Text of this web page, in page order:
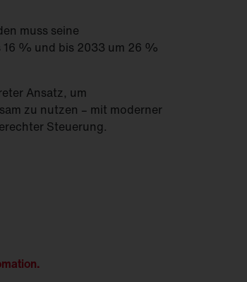
muss seine
% und bis 2033 um 26 %
Ansatz, um
zu nutzen – mit moderner
Steuerung.